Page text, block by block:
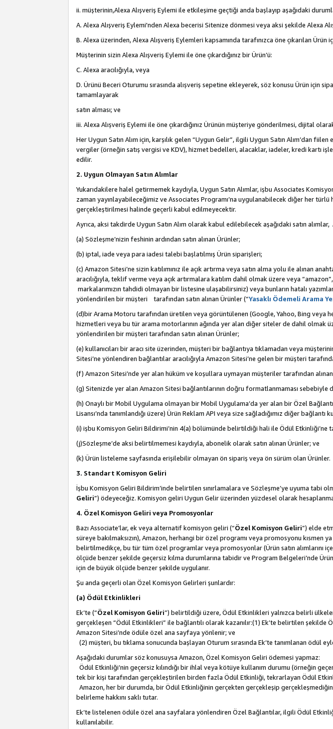
ii. müşterinin,Alexa Alışveriş Eylemi ile etkileşime geçtiği anda başlayıp aşağıdaki
A. Alexa Alışveriş Eylemi'nden Alexa becerisi Sitenize dönmesi veya aksi şekilde Alexa
B. Alexa üzerinden, Alexa Alışveriş Eylemleri kapsamında tarafınızca öne çıkarılan Ürün
Müşterinin sizin Alexa Alışveriş Eylemi ile öne çıkardığınız bir Ürün’ü:
C. Alexa aracılığıyla, veya
D. Ürünü Beceri Oturumu sırasında alışveriş sepetine ekleyerek, söz konusu Ürün için
tamamlayarak
satın alması; ve
iii. Alexa Alışveriş Eylemi ile öne çıkardığınız Ürünün müşteriye gönderilmesi, dijital
Her Uygun Satın Alım için, karşılık gelen “Uygun Gelir”, ilgili Uygun Satın Alım’dan
vergiler (örneğin satış vergisi ve KDV), hizmet bedelleri, alacaklar, iadeler, kredi kartı
edilir.
2. Uygun Olmayan Satın Alımlar
Yukarıdakilere halel getirmemek kaydıyla, Uygun Satın Alımlar, işbu Associates
zaman yayınlayabileceğimiz ve Associates Programı’na uygulanabilecek diğer her
gerçekleştirilmesi halinde geçerli kabul edilmeyecektir.
Ayrıca, aksi takdirde Uygun Satın Alım olarak kabul edilebilecek aşağıdaki satın
(a) Sözleşme’nizin feshinin ardından satın alınan Ürünler;
(b) iptal, iade veya para iadesi talebi başlatılmış Ürün siparişleri;
(c) Amazon Sitesi’ne sizin katılımınız ile açık artırma veya satın alma yolu ile alınan
aracılığıyla, teklif verme veya açık artırmalara katılım dahil olmak üzere veya
markalarımızın tahdidi olmayan bir listesine ulaşabilirsiniz) veya bunların hatalı
yönlendirilen bir müşteri tarafından satın alınan Ürünler (“Yasaklı Ödemeli Arama
(d)bir Arama Motoru tarafından üretilen veya görüntülenen (Google, Yahoo, Bing
hizmetleri veya bu tür arama motorlarının ağında yer alan diğer siteler de dahil olmak
yönlendirilen bir müşteri tarafından satın alınan Ürünler;
(e) kullanıcıları bir aracı site üzerinden, müşteri bir bağlantıya tıklamadan veya
Sitesi’ne yönlendiren bağlantılar aracılığıyla Amazon Sitesi’ne gelen bir müşteri
(f) Amazon Sitesi’nde yer alan hüküm ve koşullara uymayan müşteriler tarafından
(g) Sitenizde yer alan Amazon Sitesi bağlantılarının doğru formatlanmaması
(h) Onaylı bir Mobil Uygulama olmayan bir Mobil Uygulama’da yer alan bir Özel
Lisansı’nda tanımlandığı üzere) Ürün Reklam API veya size sağladığımız diğer
(i) işbu Komisyon Geliri Bildirimi’nin 4(a) bölümünde belirtildiği hali ile Ödül Etkinliği’ne
(j)Sözleşme’de aksi belirtilmemesi kaydıyla, abonelik olarak satın alınan Ürünler; ve
(k) Ürün listeleme sayfasında erişilebilir olmayan ön sipariş veya ön sürüm olan Ürünler.
3. Standart Komisyon Geliri
İşbu Komisyon Geliri Bildirim’inde belirtilen sınırlamalara ve Sözleşme’ye uyuma tabi
Geliri”) ödeyeceğiz. Komisyon geliri Uygun Gelir üzerinden yüzdesel olarak
4. Özel Komisyon Geliri veya Promosyonlar
Bazı Associate’lar, ek veya alternatif komisyon geliri (“Özel Komisyon Geliri”) elde
süreye bakılmaksızın), Amazon, herhangi bir özel programı veya promosyonu kısmen
belirtilmedikçe, bu tür tüm özel programlar veya promosyonlar (Ürün satın alımlarını
ölçüde benzer şekilde geçersiz kılma durumlarına tabidir ve Program Belgeleri’nde
için de büyük ölçüde benzer şekilde uygulanır.
Şu anda geçerli olan Özel Komisyon Gelirleri şunlardır:
(a) Ödül Etkinlikleri
Ek’te (“Özel Komisyon Geliri”) belirtildiği üzere, Ödül Etkinlikleri yalnızca belirli
gerçekleşen “Ödül Etkinlikleri” ile bağlantılı olarak kazanılır:(1) Ek’te belirtilen
Amazon Sitesi’nde ödüle özel ana sayfaya yönlenir; ve
(2) müşteri, bu tıklama sonucunda başlayan Oturum sırasında Ek’te tanımlanan ödül
Aşağıdaki durumlar söz konusuysa Amazon, Özel Komisyon Geliri ödemesi yapmaz:
Ödül Etkinliği’nin geçersiz kılındığı bir ihlal veya kötüye kullanım durumu (örneğin
tek bir kişi tarafından gerçekleştirilen birden fazla Ödül Etkinliği, tekrarlayan Ödül
Amazon, her bir durumda, bir Ödül Etkinliğinin gerçekten gerçekleşip
belirleme hakkını saklı tutar.
Ek’te listelenen ödüle özel ana sayfalara yönlendiren Özel Bağlantılar, ilgili Ödül
kullanılabilir.